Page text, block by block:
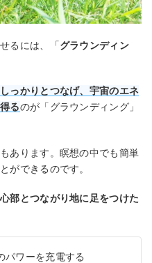
るには、「グラウンディン
っかりとつなげ、宇宙のエネ
るのが「グラウンディング」
もあります。瞑想の中でも簡単
ができるのです。
部とつながり地に足をつけた
パワーを充電する